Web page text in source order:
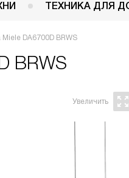
ТЕХНИКА ДЛЯ
DA6700D BRWS
BRWS